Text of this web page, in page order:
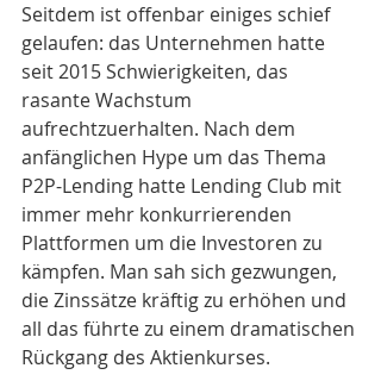
Seitdem ist offenbar einiges schief
gelaufen: das Unternehmen hatte
seit 2015 Schwierigkeiten, das
rasante Wachstum
aufrechtzuerhalten. Nach dem
anfänglichen Hype um das Thema
P2P-Lending hatte Lending Club mit
immer mehr konkurrierenden
Plattformen um die Investoren zu
kämpfen. Man sah sich gezwungen,
die Zinssätze kräftig zu erhöhen und
all das führte zu einem dramatischen
Rückgang des Aktienkurses.